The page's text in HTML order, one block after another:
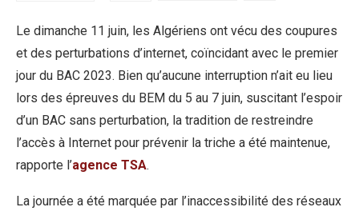
Le dimanche 11 juin, les Algériens ont vécu des coupures
et des perturbations d’internet, coïncidant avec le premier
jour du BAC 2023. Bien qu’aucune interruption n’ait eu lieu
lors des épreuves du BEM du 5 au 7 juin, suscitant l’espoir
d’un BAC sans perturbation, la tradition de restreindre
l’accès à Internet pour prévenir la triche a été maintenue,
rapporte l’agence TSA.
La journée a été marquée par l’inaccessibilité des réseaux